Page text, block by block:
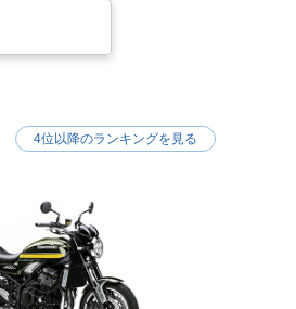
4位以降のランキングを見る